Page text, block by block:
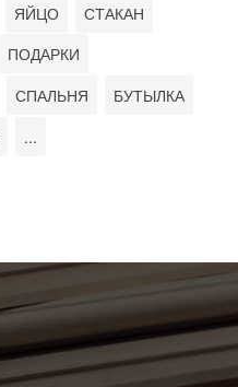
ЯЙЦО
СТАКАН
ПОДАРКИ
СПАЛЬНЯ
БУТЫЛКА
...